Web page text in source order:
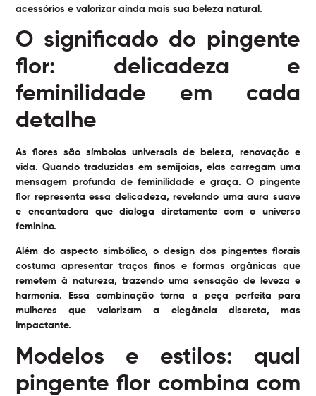
acessórios e valorizar ainda mais sua beleza natural.
O significado do pingente
flor: delicadeza e
feminilidade em cada
detalhe
As flores são símbolos universais de beleza, renovação e
vida. Quando traduzidas em semijoias, elas carregam uma
mensagem profunda de feminilidade e graça. O pingente
flor representa essa delicadeza, revelando uma aura suave
e encantadora que dialoga diretamente com o universo
feminino.
Além do aspecto simbólico, o design dos pingentes florais
costuma apresentar traços finos e formas orgânicas que
remetem à natureza, trazendo uma sensação de leveza e
harmonia. Essa combinação torna a peça perfeita para
mulheres que valorizam a elegância discreta, mas
impactante.
Modelos e estilos: qual
pingente flor combina com